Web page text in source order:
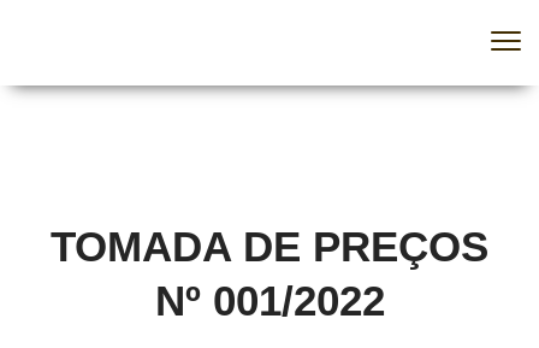
TOMADA DE PREÇOS
Nº 001/2022